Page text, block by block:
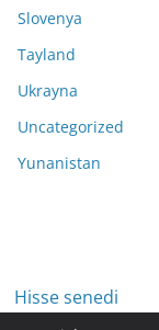
Slovenya
Tayland
Ukrayna
Uncategorized
Yunanistan
Hisse senedi